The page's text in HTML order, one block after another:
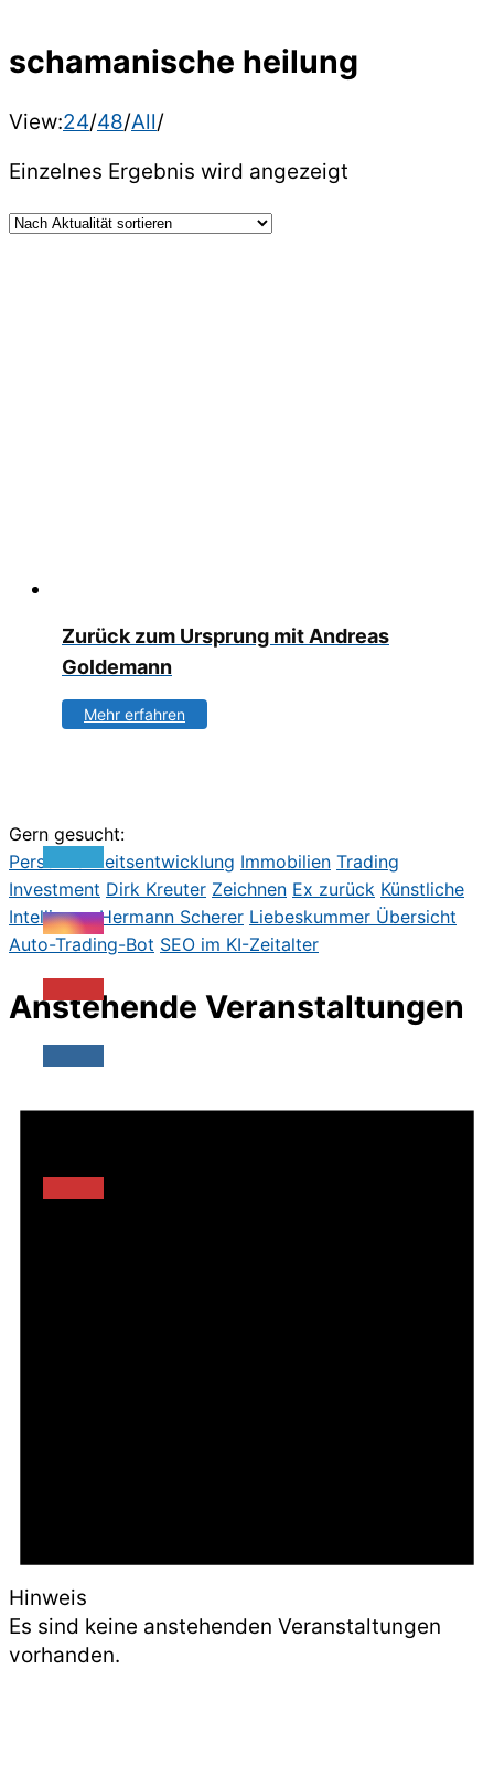
schamanische heilung
View:24/48/All/
Einzelnes Ergebnis wird angezeigt
Zurück zum Ursprung mit Andreas
Goldemann
Mehr erfahren
Gern gesucht:
Persönlichkeitsentwicklung Immobilien Trading
Investment Dirk Kreuter Zeichnen Ex zurück Künstliche
Intelligenz Hermann Scherer Liebeskummer Übersicht
Auto-Trading-Bot SEO im KI-Zeitalter
Anstehende Veranstaltungen
Hinweis
Es sind keine anstehenden Veranstaltungen
vorhanden.